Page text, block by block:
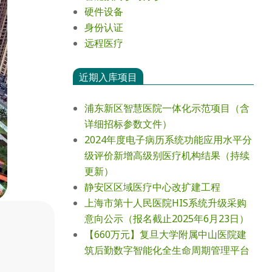
硬件设备
身份认证
远程医疗
近期入库项目
浦东新区智慧医院一体化示范项目（含
详细招标参数文件）
2024年度电⼦病历系统功能应⽤⽔平分
级评价新增⾼级别医疗机构结果（持续
更新）
静安区区域医疗中心改扩建工程
上海市第十人民医院HIS系统升级采购
意向公示（报名截止2025年6月23日）
【660万元】复旦大学附属中山医院建
筑后勤数字智能化全生命周期管理平台